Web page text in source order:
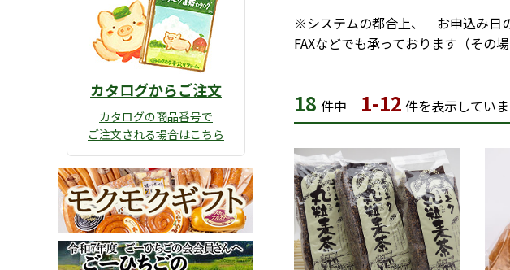
※システムの都合上、 お申込み日
FAXなどでも承っております（その
18 件中 1-12 件を表示してい
カタログからご注文
カタログの商品番号で
ご注文される場合はこちら